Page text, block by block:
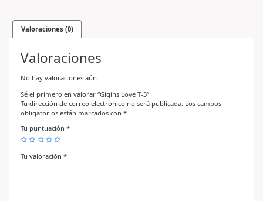
Valoraciones (0)
Valoraciones
No hay valoraciones aún.
Sé el primero en valorar “Gigins Love T-3”
Tu dirección de correo electrónico no será publicada. Los campos
obligatorios están marcados con *
Tu puntuación *
Tu valoración *